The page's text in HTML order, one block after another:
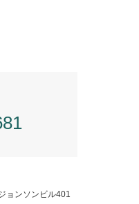
ョンソンビル401